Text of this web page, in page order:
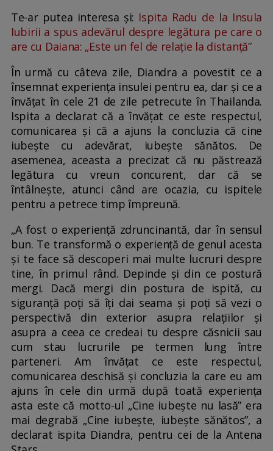
Te-ar putea interesa și: Ispita Radu de la Insula
Iubirii a spus adevărul despre legătura pe care o
are cu Daiana: „Este un fel de relație la distanță”
În urmă cu câteva zile, Diandra a povestit ce a
însemnat experiența insulei pentru ea, dar și ce a
învățat în cele 21 de zile petrecute în Thailanda.
Ispita a declarat că a învățat ce este respectul,
comunicarea și că a ajuns la concluzia că cine
iubește cu adevărat, iubește sănătos. De
asemenea, aceasta a precizat că nu păstrează
legătura cu vreun concurent, dar că se
întâlnește, atunci când are ocazia, cu ispitele
pentru a petrece timp împreună.
„A fost o experiență zdruncinantă, dar în sensul
bun. Te transformă o experiență de genul acesta
și te face să descoperi mai multe lucruri despre
tine, în primul rând. Depinde și din ce postură
mergi. Dacă mergi din postura de ispită, cu
siguranță poți să îți dai seama și poți să vezi o
perspectivă din exterior asupra relațiilor și
asupra a ceea ce credeai tu despre căsnicii sau
cum stau lucrurile pe termen lung între
parteneri. Am învățat ce este respectul,
comunicarea deschisă și concluzia la care eu am
ajuns în cele din urmă după toată experiența
asta este că motto-ul „Cine iubește nu lasă” era
mai degrabă „Cine iubește, iubește sănătos”, a
declarat ispita Diandra, pentru cei de la Antena